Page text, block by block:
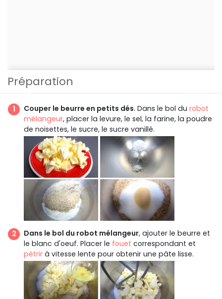
Préparation
Couper le beurre en petits dés. Dans le bol du robot
mélangeur, placer la levure, le sel, la farine, la poudre
de noisettes, le sucre, le sucre vanillé.
Dans le bol du robot mélangeur, ajouter le beurre et
le blanc d'oeuf. Placer le fouet correspondant et
pétrir à vitesse lente pour obtenir une pâte lisse.